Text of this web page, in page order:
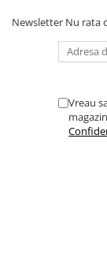
Newsletter Nu rata
Vreau